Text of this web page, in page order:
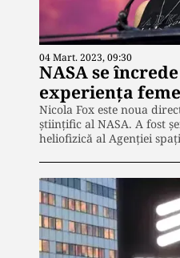
04 Mart. 2023, 09:30
NASA se
experiența
Nicola Fox este noua
științific al NASA. A fost
heliofizică al Agenţiei